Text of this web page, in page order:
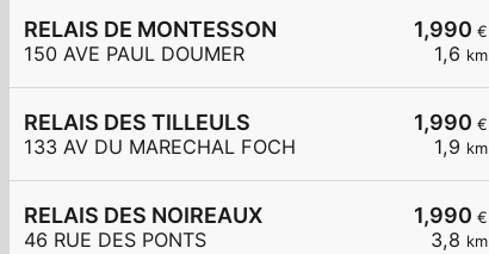
1,990 €
1,6 km
RELAIS DE MONTESSON
150 AVE PAUL DOUMER
1,990 €
1,9 km
RELAIS DES TILLEULS
133 AV DU MARECHAL FOCH
1,990 €
3,8 km
RELAIS DES NOIREAUX
46 RUE DES PONTS